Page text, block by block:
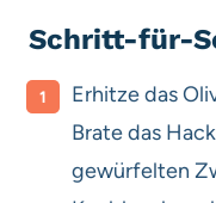
Schritt-für-
Erhitze das
Brate das
gewürfelten